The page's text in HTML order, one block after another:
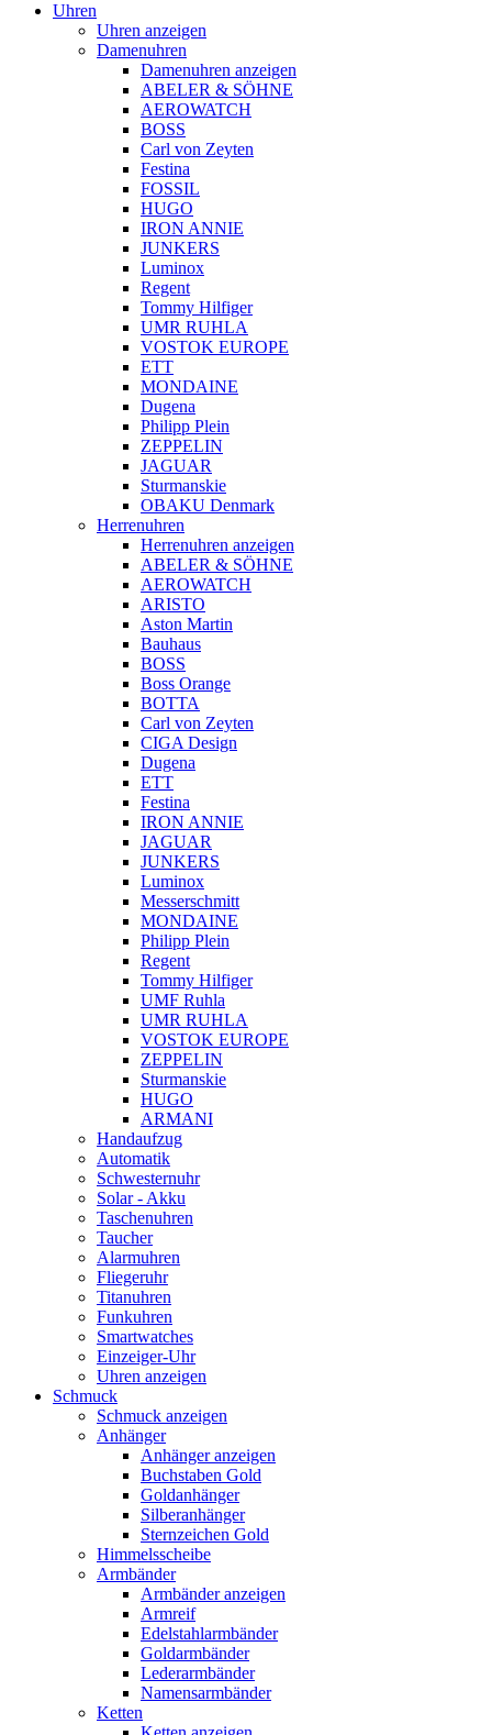
Uhren
Uhren anzeigen
Damenuhren
Damenuhren anzeigen
ABELER & SÖHNE
AEROWATCH
BOSS
Carl von Zeyten
Festina
FOSSIL
HUGO
IRON ANNIE
JUNKERS
Luminox
Regent
Tommy Hilfiger
UMR RUHLA
VOSTOK EUROPE
ETT
MONDAINE
Dugena
Philipp Plein
ZEPPELIN
JAGUAR
Sturmanskie
OBAKU Denmark
Herrenuhren
Herrenuhren anzeigen
ABELER & SÖHNE
AEROWATCH
ARISTO
Aston Martin
Bauhaus
BOSS
Boss Orange
BOTTA
Carl von Zeyten
CIGA Design
Dugena
ETT
Festina
IRON ANNIE
JAGUAR
JUNKERS
Luminox
Messerschmitt
MONDAINE
Philipp Plein
Regent
Tommy Hilfiger
UMF Ruhla
UMR RUHLA
VOSTOK EUROPE
ZEPPELIN
Sturmanskie
HUGO
ARMANI
Handaufzug
Automatik
Schwesternuhr
Solar - Akku
Taschenuhren
Taucher
Alarmuhren
Fliegeruhr
Titanuhren
Funkuhren
Smartwatches
Einzeiger-Uhr
Uhren anzeigen
Schmuck
Schmuck anzeigen
Anhänger
Anhänger anzeigen
Buchstaben Gold
Goldanhänger
Silberanhänger
Sternzeichen Gold
Himmelsscheibe
Armbänder
Armbänder anzeigen
Armreif
Edelstahlarmbänder
Goldarmbänder
Lederarmbänder
Namensarmbänder
Ketten